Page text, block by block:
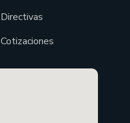
Directivas
Cotizaciones